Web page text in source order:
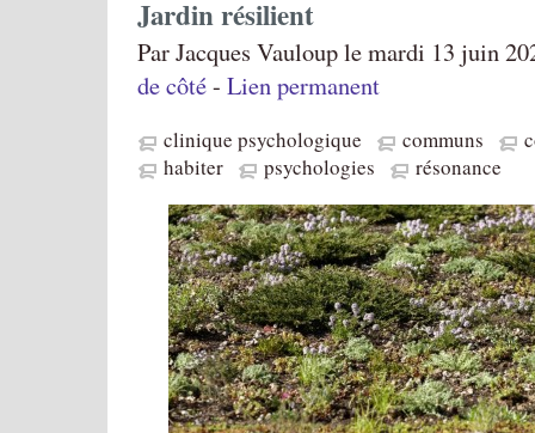
Jardin résilient
Par Jacques Vauloup le mardi 13 juin
de côté- Lien permanent
clinique psychologique communs
habiter
psychologies résonance